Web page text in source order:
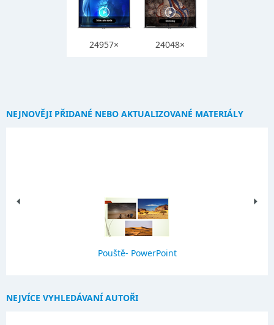
24957× 24048×
NEJNOVĚJI PŘIDANÉ NEBO AKTUALIZOVANÉ MATERIÁLY
Pouště- PowerPoint
NEJVÍCE VYHLEDÁVANÍ AUTOŘI